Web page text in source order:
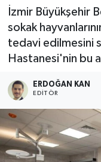
İzmir Büyükşehir
sokak
tedavi edilmesini
Hastanesi'nin bu
ERDOĞAN KAN
EDITÖR
Haber Arşivi